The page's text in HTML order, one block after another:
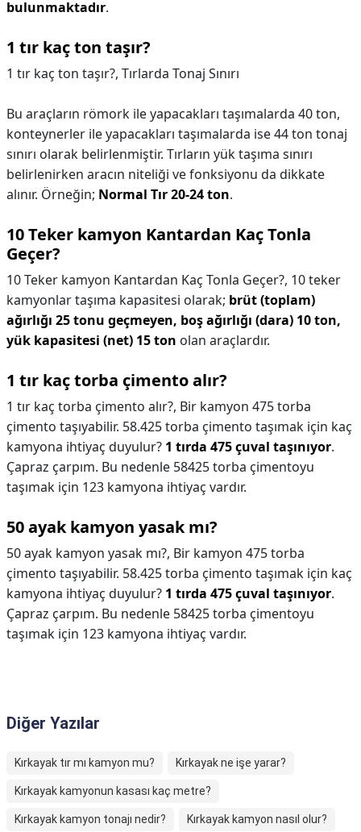
bulunmaktadır.
1 tır kaç ton taşır?
1 tır kaç ton taşır?, Tırlarda Tonaj Sınırı
Bu araçların römork ile yapacakları taşımalarda 40 ton,
konteynerler ile yapacakları taşımalarda ise 44 ton tonaj
sınırı olarak belirlenmiştir. Tırların yük taşıma sınırı
belirlenirken aracın niteliği ve fonksiyonu da dikkate
alınır. Örneğin; Normal Tır 20-24 ton.
10 Teker kamyon Kantardan Kaç Tonla
Geçer?
10 Teker kamyon Kantardan Kaç Tonla Geçer?, 10 teker
kamyonlar taşıma kapasitesi olarak; brüt (toplam)
ağırlığı 25 tonu geçmeyen, boş ağırlığı (dara) 10 ton,
yük kapasitesi (net) 15 ton olan araçlardır.
1 tır kaç torba çimento alır?
1 tır kaç torba çimento alır?, Bir kamyon 475 torba
çimento taşıyabilir. 58.425 torba çimento taşımak için kaç
kamyona ihtiyaç duyulur? 1 tırda 475 çuval taşınıyor.
Çapraz çarpım. Bu nedenle 58425 torba çimentoyu
taşımak için 123 kamyona ihtiyaç vardır.
50 ayak kamyon yasak mı?
50 ayak kamyon yasak mı?, Bir kamyon 475 torba
çimento taşıyabilir. 58.425 torba çimento taşımak için kaç
kamyona ihtiyaç duyulur? 1 tırda 475 çuval taşınıyor.
Çapraz çarpım. Bu nedenle 58425 torba çimentoyu
taşımak için 123 kamyona ihtiyaç vardır.
Diğer Yazılar
Kırkayak tır mı kamyon mu? Kırkayak ne işe yarar?
Kırkayak kamyonun kasası kaç metre?
Kırkayak kamyon tonajı nedir? Kırkayak kamyon nasıl olur?